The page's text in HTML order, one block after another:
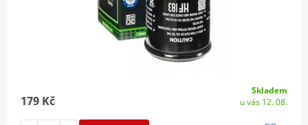
179 Kč
Skladem
u vás 12. 08.